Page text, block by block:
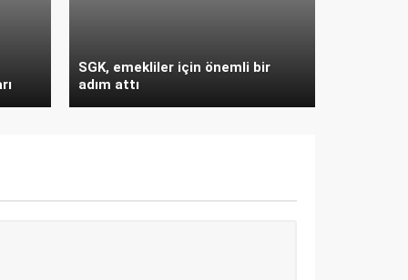
SGK, emekliler için önemli bir
adım attı